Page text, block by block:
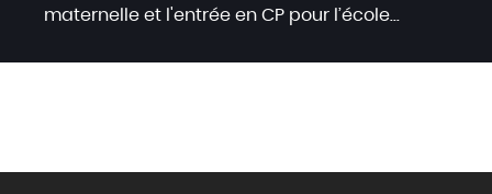
maternelle et l'entrée en CP pour l’école...